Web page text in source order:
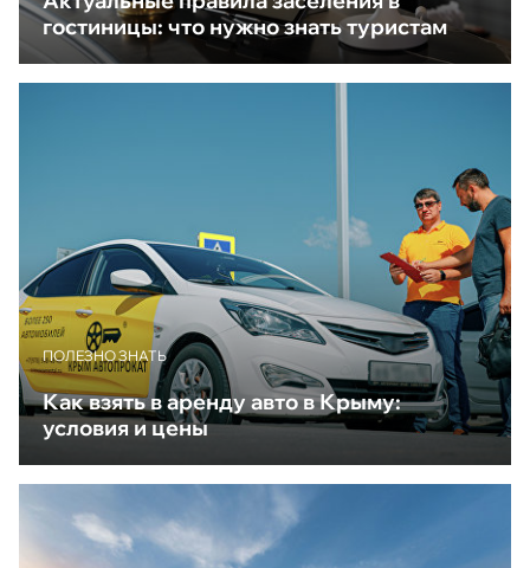
гостиницы: что нужно знать туристам
ПОЛЕЗНО ЗНАТЬ
Как взять в аренду авто в Крыму:
условия и цены